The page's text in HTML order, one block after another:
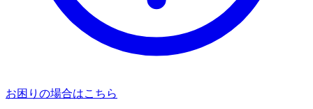
お困りの場合はこちら